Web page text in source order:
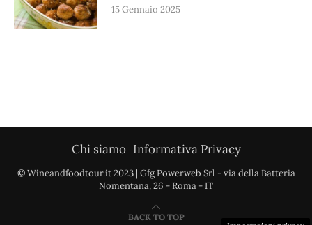
15 Gennaio 2025
Chi siamo Informativa Privacy
© Wineandfoodtour.it 2023 | Gfg Powerweb Srl - via della Batteria
Nomentana, 26 - Roma - IT
BACK TO TOP